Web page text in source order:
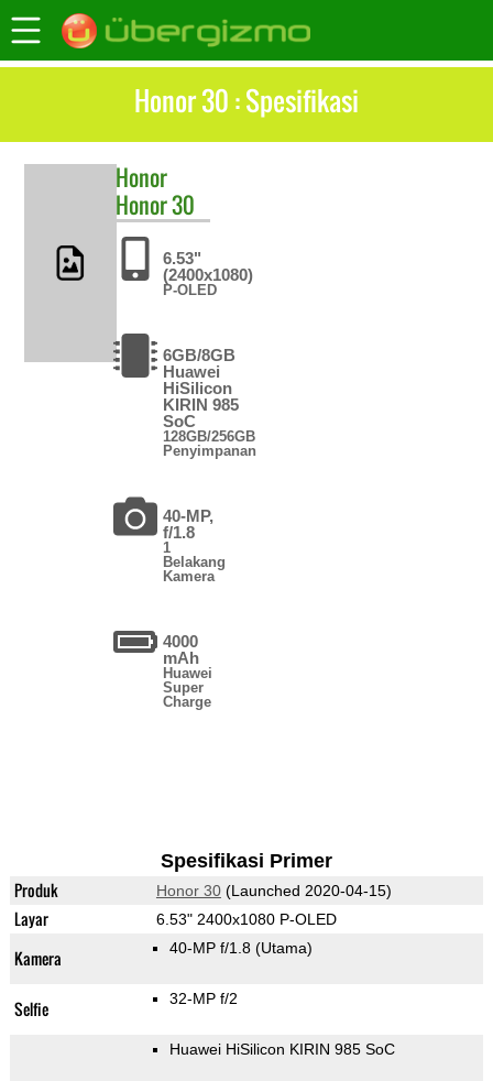
Honor 30 : Spesifikasi
Honor
Honor 30
6.53"
(2400x1080)
P-OLED
6GB/8GB
Huawei
HiSilicon
KIRIN 985
SoC
128GB/256GB
Penyimpanan
40-MP,
f/1.8
1
Belakang
Kamera
4000
mAh
Huawei
Super
Charge
Spesifikasi Primer
Produk Honor 30(Launched 2020-04-15)
Layar 6.53" 2400x1080 P-OLED
Kamera 40-MP f/1.8 (Utama)
Selfie 32-MP f/2
Huawei HiSilicon KIRIN 985 SoC